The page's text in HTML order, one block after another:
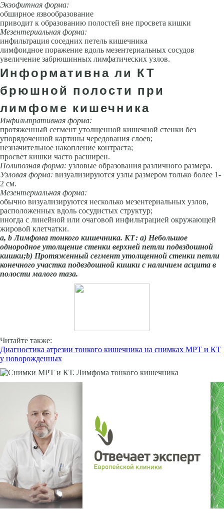
Экзофитная форма:
обширное язвообразование
приводит к образованию полостей вне просвета кишки
Мезентериальная форма:
инфильтрация соседних петель кишечника
лимфоидное поражение вдоль мезентериальных сосудов
увеличение забрюшинных лимфатических узлов.
Информативна ли КТ
брюшной полости при
лимфоме кишечника
Инфильтративная форма:
протяженный сегмент утолщенной кишечной стенки без
упорядоченной картины чередования слоев;
незначительное накопление контраста;
просвет кишки часто расширен.
Полипозная форма: узловые образования различного размера.
Узловая форма: визуализируются узлы размером только более 1-
2 см.
Мезентериальная форма:
обычно визуализируются несколько мезентериальных узлов,
расположенных вдоль сосудистых структур;
иногда с линейной или очаговой инфильтрацией окружающей
жировой клетчатки.
а, bЛимфома тонкого кишечника. КТ: а) Небольшое
однородное утолщение стенки верхней петли подвздошной
кишки;b) Протяженный сегмент утолщенной стенки петли
конечного участка подвздошной кишки с наличием асцита в
полости малого таза.
Читайте также:
Диагностика атрезии тонкого кишечника на снимках МРТ и КТ
у новорожденных